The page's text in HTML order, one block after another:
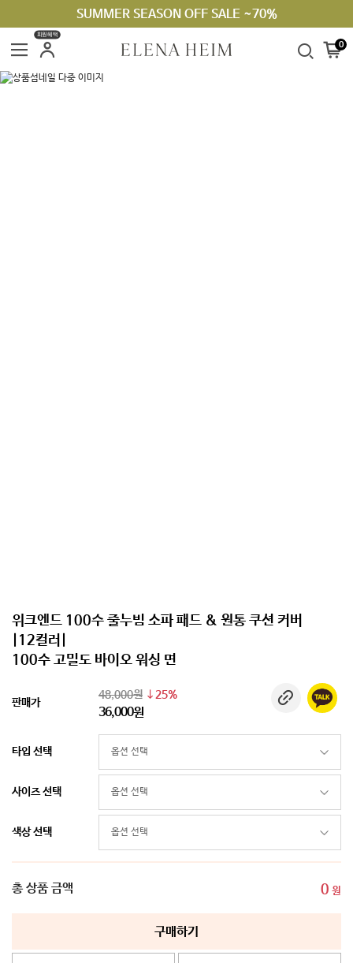
SUMMER SEASON OFF SALE ~70%
회원혜택
0
위크엔드 100수 줄누빔 소파 패드 & 원통 쿠션 커버
|12컬러|
100수 고밀도 바이오 워싱 면
판매가
48,000원 25%
36,000원
타입 선택
사이즈 선택
색상 선택
총 상품 금액 0 원
구매하기